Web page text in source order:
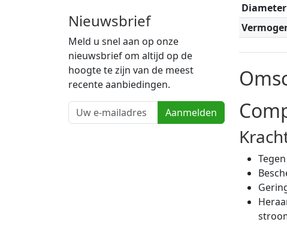
Nieuwsbrief
Meld u snel aan op onze
nieuwsbrief om altijd op de
hoogte te zijn van de meest
recente aanbiedingen.
Aanmelden
Diameter